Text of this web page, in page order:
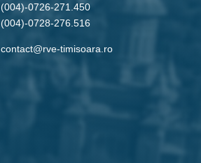
(004)-0726-271.450
(004)-0728-276.516
contact@rve-timisoara.ro